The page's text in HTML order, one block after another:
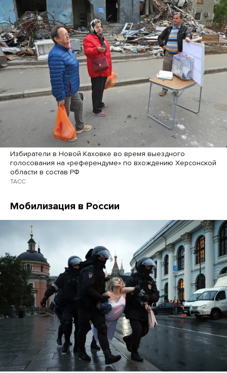
Избиратели в Новой Каховке во время выездного
голосования на «референдуме» по вхождению Херсонской
области в состав РФ
ТАСС
Мобилизация в России